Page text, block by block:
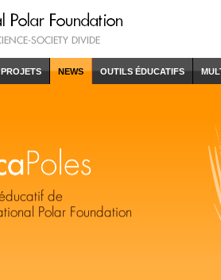
PROJETS NEWS OUTILS ÉDUCATIFS